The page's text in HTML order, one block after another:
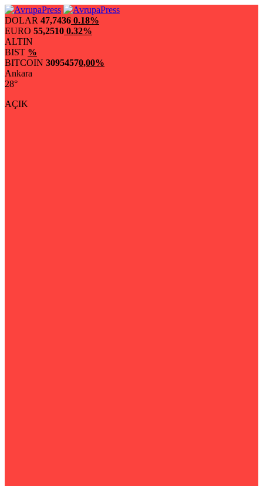
DOLAR 47,7436 0.18%
EURO 55,2510 0.32%
ALTIN
BIST %
BITCOIN 30954570,00%
Ankara
28°
AÇIK